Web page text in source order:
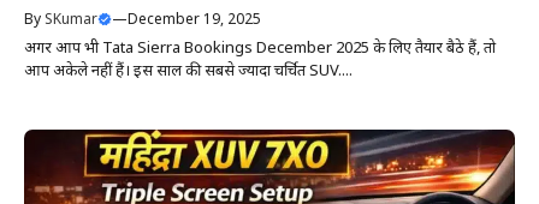
By SKumar —December 19, 2025
अगर आप भी Tata Sierra Bookings December 2025 के लिए तैयार बैठे हैं, तो
आप अकेले नहीं हैं। इस साल की सबसे ज्यादा चर्चित SUV....